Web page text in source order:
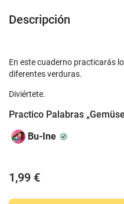
Descripción
En este cuaderno practicarás
diferentes verduras.
Diviértete.
Practico Palabras
Bu-Ine
1,99 €